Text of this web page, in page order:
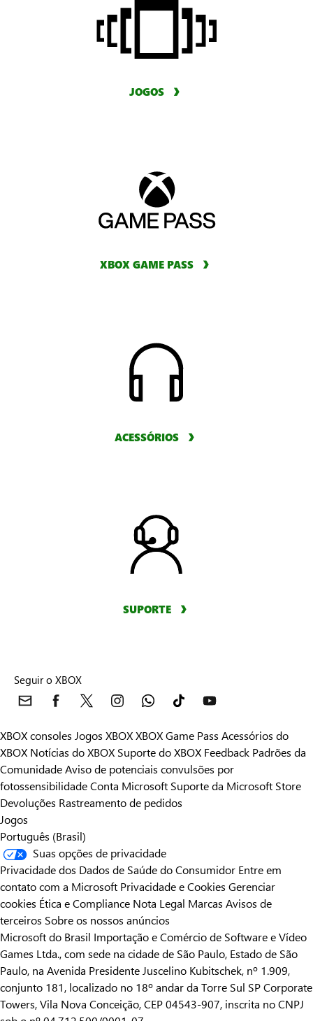
JOGOS
XBOX GAME PASS
ACESSÓRIOS
SUPORTE
Seguir o XBOX
XBOX consoles Jogos XBOXXBOX Game Pass Acessórios do
XBOX Notícias do XBOX Suporte do XBOX Feedback Padrões da
ComunidadeAviso de potenciais convulsões por
fotossensibilidadeConta Microsoft Suporte da Microsoft Store
Devoluções Rastreamento de pedidos
Jogos
Português (Brasil)
Suas opções de privacidade
Privacidade dos Dados de Saúde do Consumidor Entre em
contato com a Microsoft Privacidade e Cookies Gerenciar
cookies Ética e Compliance Nota Legal Marcas Avisos de
terceiros Sobre os nossos anúncios
Microsoft do Brasil Importação e Comércio de Software e Vídeo
Games Ltda., com sede na cidade de São Paulo, Estado de São
Paulo, na Avenida Presidente Juscelino Kubitschek, nº 1.909,
conjunto 181, localizado no 18º andar da Torre Sul SP Corporate
Towers, Vila Nova Conceição, CEP 04543-907, inscrita no CNPJ